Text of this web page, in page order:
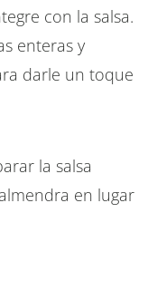
con la salsa.
enteras y
darle un toque
la salsa
en lugar